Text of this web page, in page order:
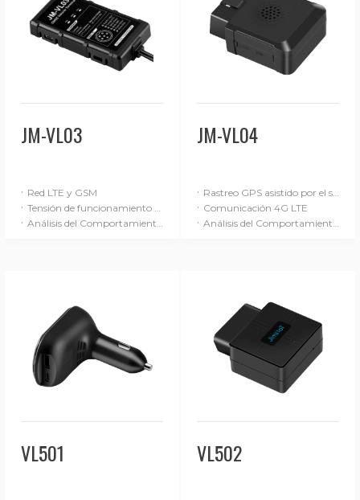
JM-VL03
· Red LTE y GSM
· Tensión de funcionamiento de 9-90 V
· Análisis del Comportamiento de Conducción (Básico)
JM-VL04
· Rastreo GPS asistido por el sistema de navegación inercial (SNI)
· Comunicación 4G LTE
· Análisis del Comportamiento de Conducción (Avanzado)
VL501 VL502